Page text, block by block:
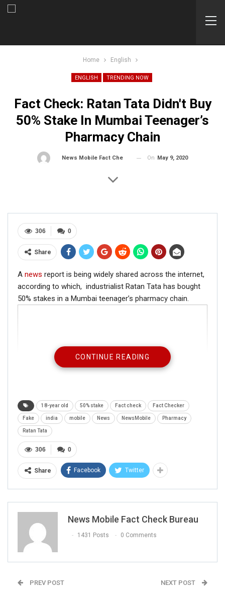
Home English
ENGLISH TRENDING NOW
Fact Check: Ratan Tata Didn't Buy
50% Stake In Mumbai Teenager’s
Pharmacy Chain
News Mobile Fact Check Bureau On May 9, 2020
0
306
Share
A news report is being widely shared across the internet,
according to which, industrialist Ratan Tata has bought
50% stakes in a Mumbai teenager’s pharmacy chain.
CONTINUE READING
18-year old 50% stake Fact check Fact Checker
Fake india mobile News NewsMobile Pharmacy
Ratan Tata
0
306
Share Facebook Twitter
News Mobile Fact Check Bureau
1431 Posts 0 Comments
PREV POST NEXT POST